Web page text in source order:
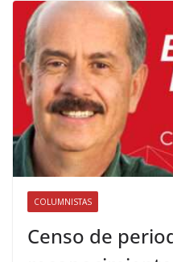
COLUMNISTAS
Censo de